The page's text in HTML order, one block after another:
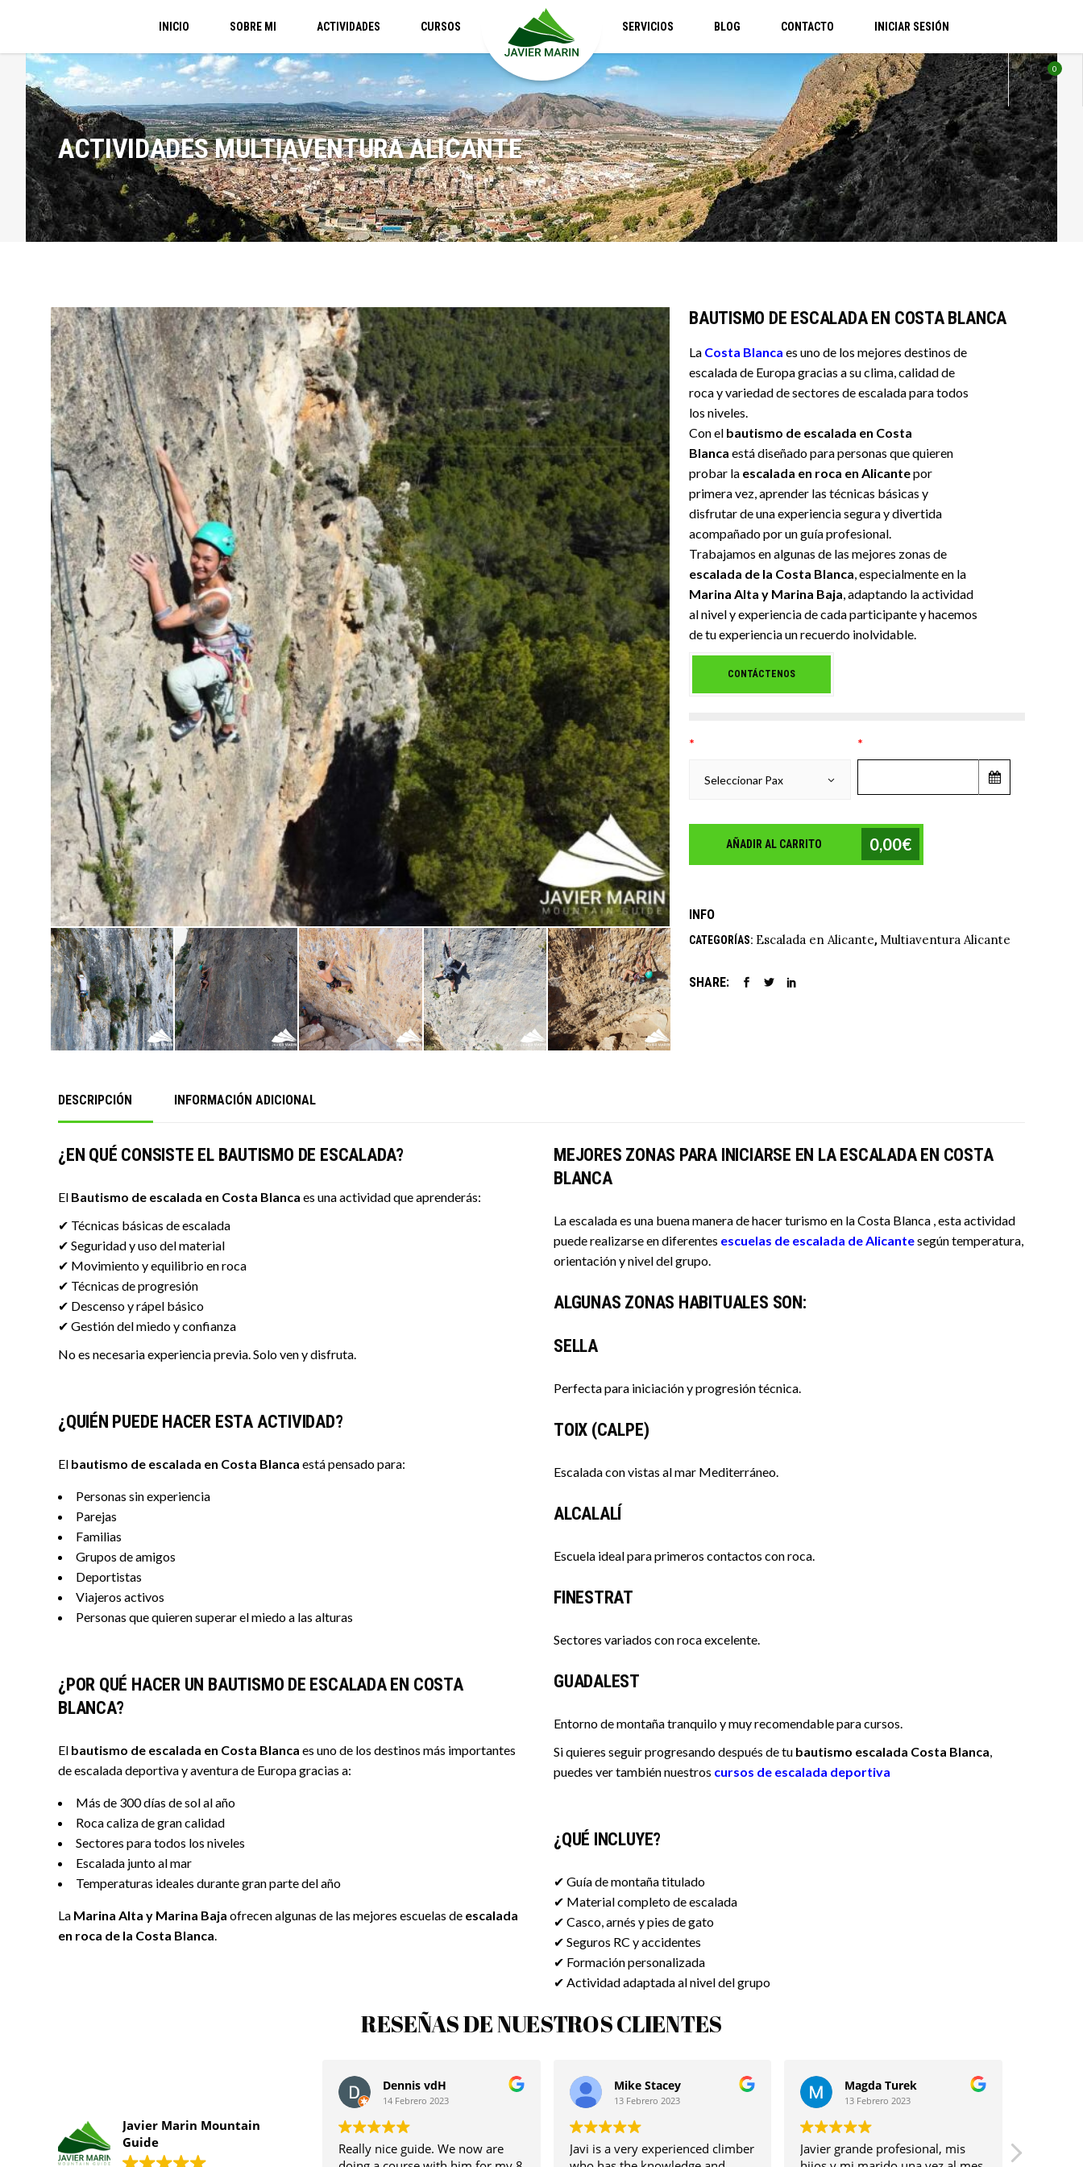
INICIO SOBRE MI ACTIVIDADES CURSOS SERVICIOS BLOG CONTACTO INICIAR SESIÓN
0
ACTIVIDADES MULTIAVENTURA ALICANTE
BAUTISMO DE ESCALADA EN COSTA BLANCA
La Costa Blanca es uno de los mejores destinos de
escalada de Europa gracias a su clima, calidad de
roca y variedad de sectores de escalada para todos
los niveles.
Con el bautismo de escalada en Costa
Blanca está diseñado para personas que quieren
probar la escalada en roca en Alicantepor
primera vez, aprender las técnicas básicas y
disfrutar de una experiencia segura y divertida
acompañado por un guía profesional.
Trabajamos en algunas de las mejores zonas de
escalada de la Costa Blanca, especialmente en la
Marina Alta y Marina Baja, adaptando la actividad
al nivel y experiencia de cada participante y hacemos
de tu experiencia un recuerdo inolvidable.
CONTÁCTENOS
*
Seleccionar Pax
*
0,00€
AÑADIR AL CARRITO
INFO
CATEGORÍAS: Escalada en Alicante, Multiaventura Alicante
SHARE:
DESCRIPCIÓN INFORMACIÓN ADICIONAL
¿EN QUÉ CONSISTE EL BAUTISMO DE ESCALADA?
El Bautismo de escalada en Costa Blanca es una actividad que aprenderás:
✔ Técnicas básicas de escalada
✔ Seguridad y uso del material
✔ Movimiento y equilibrio en roca
✔ Técnicas de progresión
✔ Descenso y rápel básico
✔ Gestión del miedo y confianza
No es necesaria experiencia previa. Solo ven y disfruta.
¿QUIÉN PUEDE HACER ESTA ACTIVIDAD?
El bautismo de escalada en Costa Blanca está pensado para:
Personas sin experiencia
Parejas
Familias
Grupos de amigos
Deportistas
Viajeros activos
Personas que quieren superar el miedo a las alturas
¿POR QUÉ HACER UN BAUTISMO DE ESCALADA EN COSTA
BLANCA?
El bautismo de escalada en Costa Blanca es uno de los destinos más importantes
de escalada deportiva y aventura de Europa gracias a:
Más de 300 días de sol al año
Roca caliza de gran calidad
Sectores para todos los niveles
Escalada junto al mar
Temperaturas ideales durante gran parte del año
La Marina Alta y Marina Baja ofrecen algunas de las mejores escuelas de escalada
en roca de la Costa Blanca.
MEJORES ZONAS PARA INICIARSE EN LA ESCALADA EN COSTA
BLANCA
La escalada es una buena manera de hacer turismo en la Costa Blanca , esta actividad
puede realizarse en diferentes escuelas de escalada de Alicantesegún temperatura,
orientación y nivel del grupo.
ALGUNAS ZONAS HABITUALES SON:
SELLA
Perfecta para iniciación y progresión técnica.
TOIX (CALPE)
Escalada con vistas al mar Mediterráneo.
ALCALALÍ
Escuela ideal para primeros contactos con roca.
FINESTRAT
Sectores variados con roca excelente.
GUADALEST
Entorno de montaña tranquilo y muy recomendable para cursos.
Si quieres seguir progresando después de tu bautismo escalada Costa Blanca,
puedes ver también nuestros cursos de escalada deportiva
¿QUÉ INCLUYE?
✔ Guía de montaña titulado
✔ Material completo de escalada
✔ Casco, arnés y pies de gato
✔ Seguros RC y accidentes
✔ Formación personalizada
✔ Actividad adaptada al nivel del grupo
RESEÑAS DE NUESTROS CLIENTES
Javier Marin Mountain
Guide
Really nice guide. We now are
Mike Stacey
13 Febrero 2023
Javi is a very experienced climber
Magda Turek
13 Febrero 2023
Javier grande profesional, mis
Verónica Rubio
13 Febrero 2023
La actividad con Javier fue una